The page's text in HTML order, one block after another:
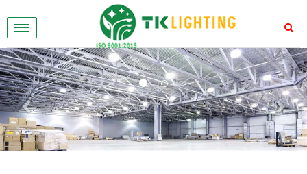
Toggle
navigation
Previous